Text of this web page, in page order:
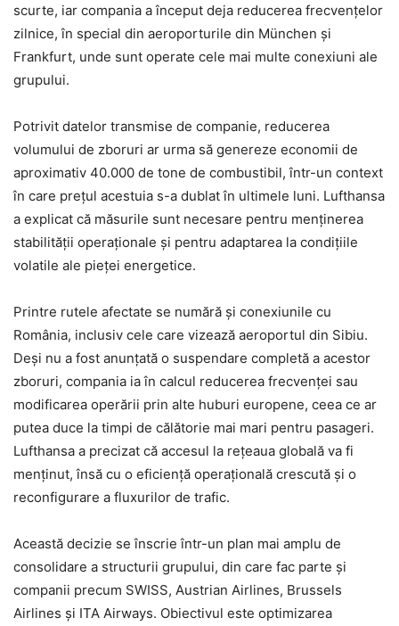
scurte, iar compania a început deja reducerea frecvențelor
zilnice, în special din aeroporturile din München și
Frankfurt, unde sunt operate cele mai multe conexiuni ale
grupului.
Potrivit datelor transmise de companie, reducerea
volumului de zboruri ar urma să genereze economii de
aproximativ 40.000 de tone de combustibil, într-un context
în care prețul acestuia s-a dublat în ultimele luni. Lufthansa
a explicat că măsurile sunt necesare pentru menținerea
stabilității operaționale și pentru adaptarea la condițiile
volatile ale pieței energetice.
Printre rutele afectate se numără și conexiunile cu
România, inclusiv cele care vizează aeroportul din Sibiu.
Deși nu a fost anunțată o suspendare completă a acestor
zboruri, compania ia în calcul reducerea frecvenței sau
modificarea operării prin alte huburi europene, ceea ce ar
putea duce la timpi de călătorie mai mari pentru pasageri.
Lufthansa a precizat că accesul la rețeaua globală va fi
menținut, însă cu o eficiență operațională crescută și o
reconfigurare a fluxurilor de trafic.
Această decizie se înscrie într-un plan mai amplu de
consolidare a structurii grupului, din care fac parte și
companii precum SWISS, Austrian Airlines, Brussels
Airlines și ITA Airways. Obiectivul este optimizarea